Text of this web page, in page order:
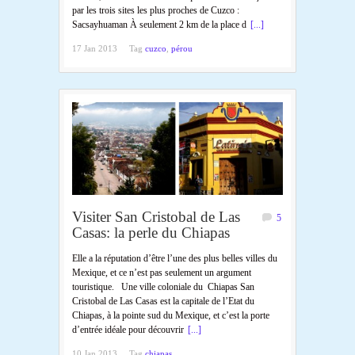
par les trois sites les plus proches de Cuzco :
Sacsayhuaman À seulement 2 km de la place d [...]
17 Jan 2013 Tag cuzco pérou
Visiter San Cristobal de Las
Casas: la perle du Chiapas
5
Elle a la réputation d’être l’une des plus belles villes du
Mexique, et ce n’est pas seulement un argument
touristique. Une ville coloniale du Chiapas San
Cristobal de Las Casas est la capitale de l’Etat du
Chiapas, à la pointe sud du Mexique, et c’est la porte
d’entrée idéale pour découvrir [...]